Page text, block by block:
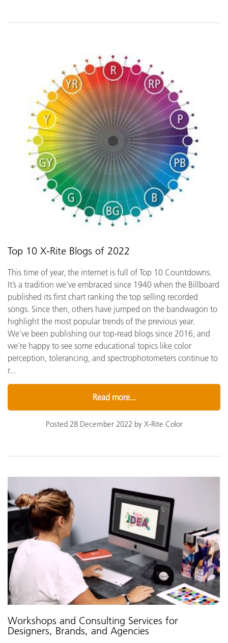
Top 10 X-Rite Blogs of 2022
This time of year, the internet is full of Top 10 Countdowns.
It’s a tradition we’ve embraced since 1940 when the Billboard
published its first chart ranking the top selling recorded
songs. Since then, others have jumped on the bandwagon to
highlight the most popular trends of the previous year.
We’ve been publishing our top-read blogs since 2016, and
we’re happy to see some educational topics like color
perception, tolerancing, and spectrophotometers continue to
r...
Read more...
Posted 28 December 2022 by X-Rite Color
Workshops and Consulting Services for
Designers, Brands, and Agencies